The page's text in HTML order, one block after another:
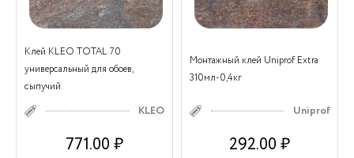
Клей KLEO TOTAL 70
универсальный для обоев,
сыпучий
KLEO
771.00 ₽
Монтажный клей Uniprof Extra
310мл-0,4кг
Uniprof
292.00 ₽